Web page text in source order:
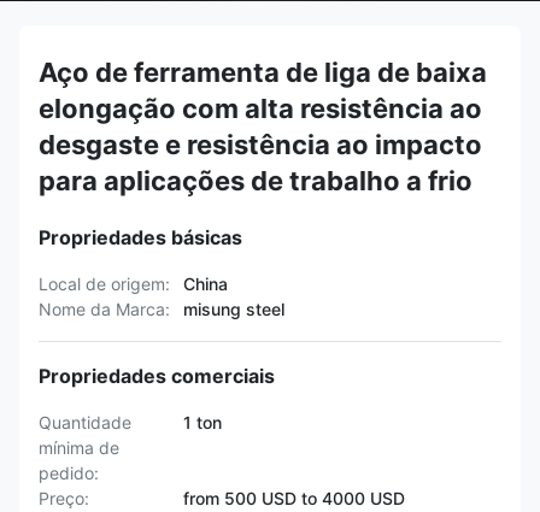
Aço de ferramenta de liga de baixa
elongação com alta resistência ao
desgaste e resistência ao impacto
para aplicações de trabalho a frio
Propriedades básicas
Local de origem:
China
Nome da Marca:
misung steel
Propriedades comerciais
Quantidade
mínima de
pedido:
1 ton
Preço:
from 500 USD to 4000 USD